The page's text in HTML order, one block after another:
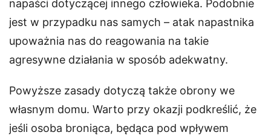
napaści dotyczącej innego człowieka. Podobnie
jest w przypadku nas samych – atak napastnika
upoważnia nas do reagowania na takie
agresywne działania w sposób adekwatny.
Powyższe zasady dotyczą także obrony we
własnym domu. Warto przy okazji podkreślić, że
jeśli osoba broniąca, będąca pod wpływem